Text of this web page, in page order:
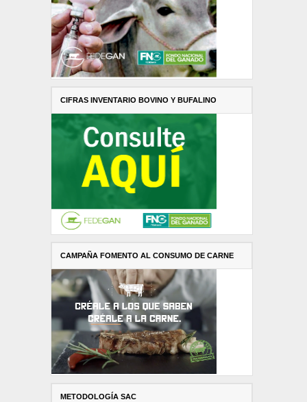
CIFRAS INVENTARIO BOVINO Y BUFALINO
CAMPAÑA FOMENTO AL CONSUMO DE CARNE
METODOLOGÍA SAC